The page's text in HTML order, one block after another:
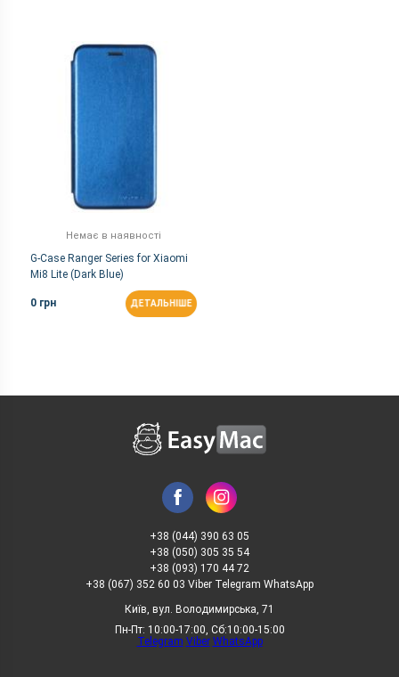
Немає в наявності
G-Case Ranger Series for Xiaomi
Mi8 Lite (Dark Blue)
0 грн ДЕТАЛЬНІШЕ
+38 (044) 390 63 05
+38 (050) 305 35 54
+38 (093) 170 44 72
+38 (067) 352 60 03 Viber Telegram WhatsApp
Київ, вул. Володимирська, 71
Пн-Пт: 10:00-17:00, Сб:10:00-15:00
Telegram Viber WhatsApp